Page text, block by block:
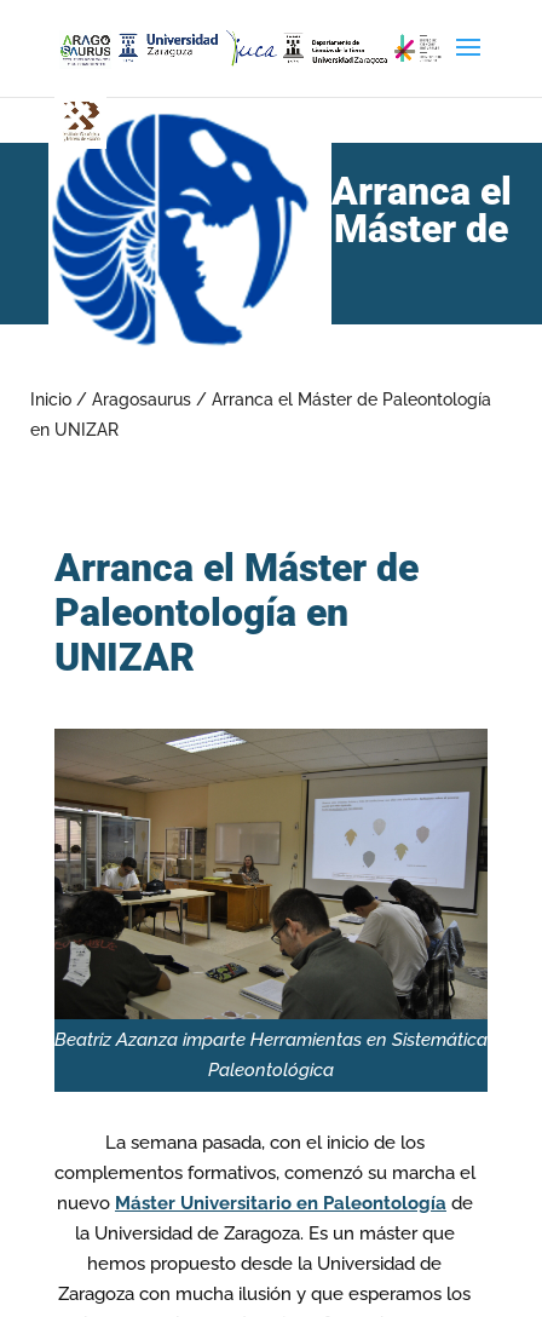
Arranca el
Máster de
Inicio / Aragosaurus / Arranca el Máster de Paleontología
en UNIZAR
Arranca el Máster de
Paleontología en
UNIZAR
Beatriz Azanza imparte Herramientas en Sistemática
Paleontológica
La semana pasada, con el inicio de los
complementos formativos, comenzó su marcha el
nuevo Máster Universitario en Paleontologíade
la Universidad de Zaragoza. Es un máster que
hemos propuesto desde la Universidad de
Zaragoza con mucha ilusión y que esperamos los